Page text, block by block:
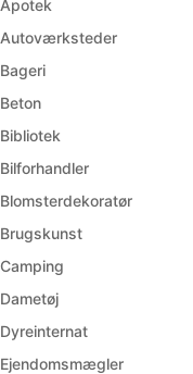
Apotek
Autoværksteder
Bageri
Beton
Bibliotek
Bilforhandler
Blomsterdekoratør
Brugskunst
Camping
Dametøj
Dyreinternat
Ejendomsmægler